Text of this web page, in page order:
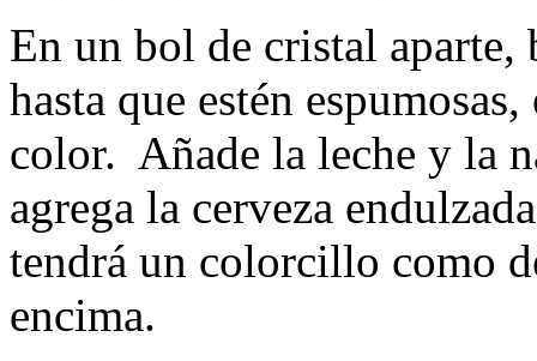
En un bol de cristal aparte,
hasta que estén
color. Añade la leche y la
agrega la cerveza
tendrá un colorcillo como
encima.